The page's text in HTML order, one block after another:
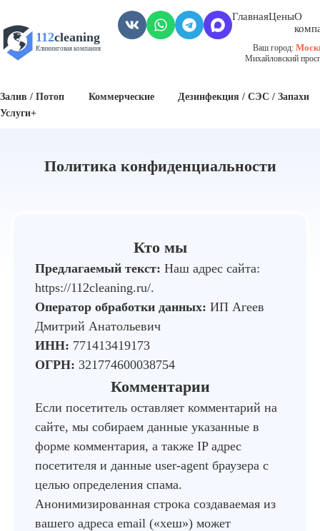
112cleaning
Клининговая компания
ГлавнаяЦеныО
Ваш город:
Михайловский
Залив / Потоп
Коммерческие
Дезинфекция / СЭС / Запахи
Услуги+
Политика конфиденциальности
Кто мы
Предлагаемый текст: Наш адрес сайта:
https://112cleaning.ru/.
Оператор обработки данных: ИП Агеев
Дмитрий Анатольевич
ИНН: 771413419173
ОГРН: 321774600038754
Комментарии
Если посетитель оставляет комментарий на
сайте, мы собираем данные указанные в
форме комментария, а также IP адрес
посетителя и данные user-agent браузера с
целью определения спама.
Анонимизированная строка создаваемая из
вашего адреса email («хеш») может